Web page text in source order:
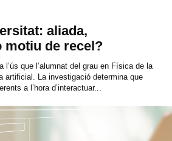
aliada,
de recel?
l’ús que l’alumnat del grau en Física de la
artificial. La investigació determina que
a l’hora d’interactuar...